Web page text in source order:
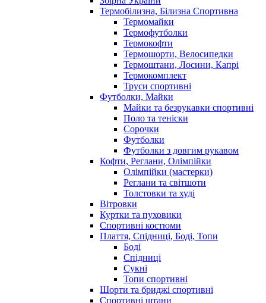
Термобілизна, Білизна Спортивна
Термомайки
Термофутболки
Термокофти
Термошорти, Велосипедки
Термоштани, Лосини, Капрі
Термокомплект
Труси спортивні
Футболки, Майки
Майки та безрукавки спортивні
Поло та теніски
Сорочки
Футболки
Футболки з довгим рукавом
Кофти, Реглани, Олімпійки
Олімпійки (мастерки)
Реглани та світшоти
Толстовки та худі
Вітровки
Куртки та пуховики
Спортивні костюми
Плаття, Спідниці, Боді, Топи
Боді
Спідниці
Сукні
Топи спортивні
Шорти та бриджі спортивні
Спортивні штани